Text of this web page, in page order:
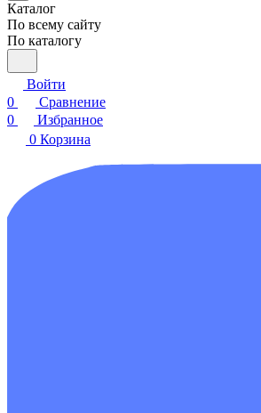
Каталог
По всему сайту
По каталогу
Войти
0
Сравнение
0
Избранное
0 Корзина